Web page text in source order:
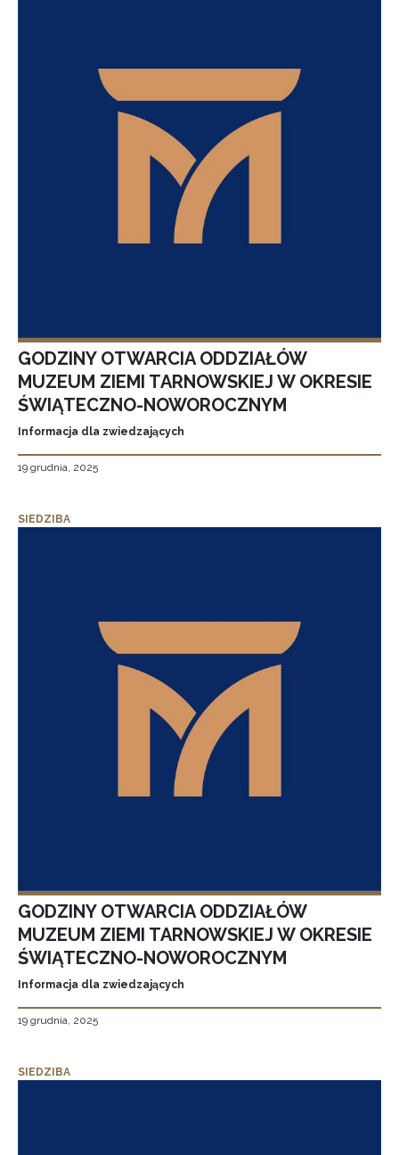
GODZINY OTWARCIA ODDZIAŁÓW
MUZEUM ZIEMI TARNOWSKIEJ W OKRESIE
ŚWIĄTECZNO-NOWOROCZNYM
Informacja dla zwiedzających
19 grudnia, 2025
SIEDZIBA
GODZINY OTWARCIA ODDZIAŁÓW
MUZEUM ZIEMI TARNOWSKIEJ W OKRESIE
ŚWIĄTECZNO-NOWOROCZNYM
Informacja dla zwiedzających
19 grudnia, 2025
SIEDZIBA